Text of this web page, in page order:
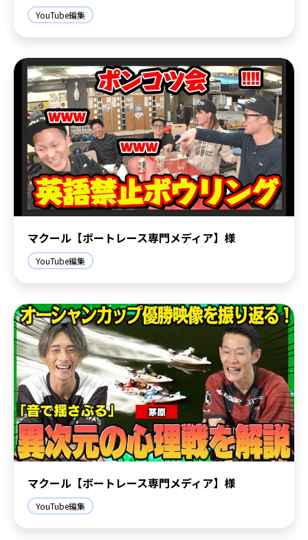
YouTube編集
マクール【ボートレース専門メディア】様
YouTube編集
マクール【ボートレース専門メディア】様
YouTube編集